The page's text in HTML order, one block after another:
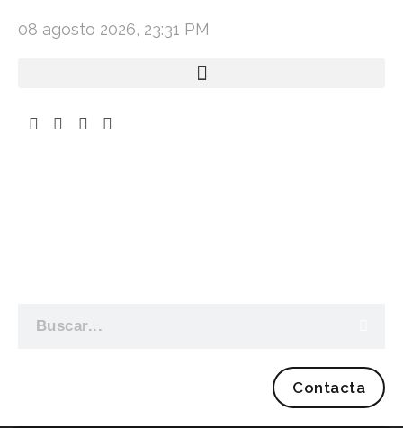
08 agosto 2026, 23:31 PM
Contacta